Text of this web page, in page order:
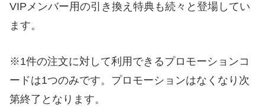
VIPメンバー用の引き換え特典も続々と登場してい
ます。
※1件の注文に対して利用できるプロモーションコ
ードは1つのみです。プロモーションはなくなり次
第終了となります。